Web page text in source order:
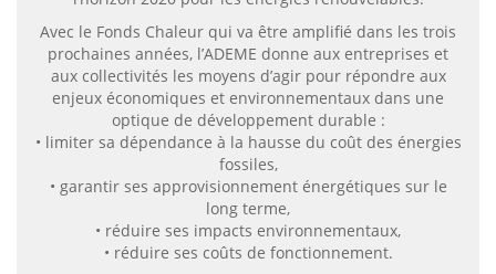
Avec le Fonds Chaleur qui va être amplifié dans les trois
prochaines années, l’ADEME donne aux entreprises et
aux collectivités les moyens d’agir pour répondre aux
enjeux économiques et environnementaux dans une
optique de développement durable :
• limiter sa dépendance à la hausse du coût des énergies
fossiles,
• garantir ses approvisionnement énergétiques sur le
long terme,
• réduire ses impacts environnementaux,
• réduire ses coûts de fonctionnement.